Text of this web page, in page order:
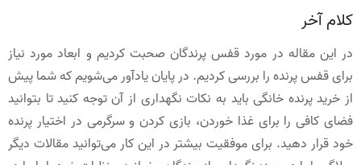
کلام آخر
در این مقاله در مورد قفس پرندگان صحبت کردیم و ابعاد مورد نیاز
برای قفس پرنده را بررسی کردیم. در پایان یادآور می‌شویم که شما پیش
از خرید پرنده خانگی باید به نکات نگهداری از آن توجه کنید تا بتوانید
فضای کافی را برای غذا خوردن، بازی کردن و سرگرمی در اختیار پرنده
خود قرار دهید. برای موفقیت بیشتر در این کار می‌توانید مقالات دیگر